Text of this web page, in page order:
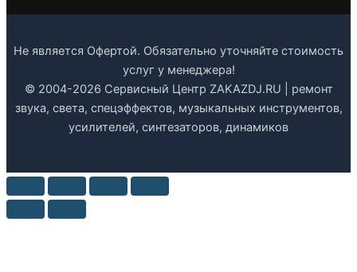
Не является Офертой. Обязательно уточняйте стоимость
услуг у менеджера!
© 2004-2026 Сервисный Центр ZAKAZDJ.RU | ремонт
звука, света, спецэффектов, музыкальных инструментов,
усилителей, синтезаторов, динамиков